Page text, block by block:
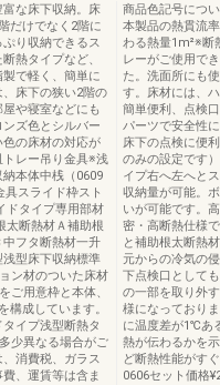
な床下収納。床
だけでなく2階に
り収納できるス
熱タイプなど、
で軽く、簡単に
床下の狭い2階の
や寝室などにも
ズ色とシルバー
の床材の対応が
レー吊り金具※浅
本体中桟（0609
スライド枠スト
ドタイプ専用部材
太断熱材Ａ補助根
フタ断熱材一升
浅型床下収納標準
ン材のついた床材
ご用意枠と本体、
構成しています。
イプ浅型断熱タ
少異なる場合がご
消費税、ガラス
、運賃等は含ま
商品色記号につ
本製品の熱貫流
わる熱量1m²※断
レーがご使用で
た。洗面所にも
す。床材には、
簡単便利、点検
パーツで安全性
床下の点検に便
のみの設定です
イプ右へ左へと
収納量が可能。
いが可能です。
密・高断熱仕様
と補助根太断熱
元からの冷気の
下点検口として
の一部を取り外
様になっており
に温度差が1℃あ
熱が伝わるかを
ど断熱性能がす
0606セット価格